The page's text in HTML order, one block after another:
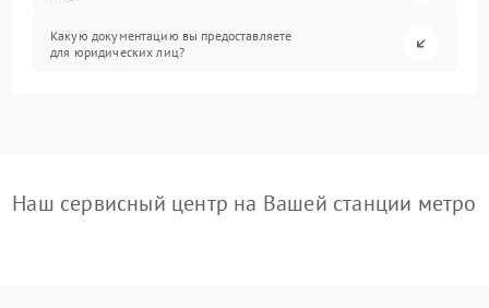
Какую документацию вы предоставляете
для юридических лиц?
Наш сервисный центр на Вашей станции метро